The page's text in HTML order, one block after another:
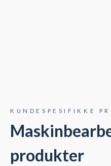
KUNDESPESIFIKKE
produkter